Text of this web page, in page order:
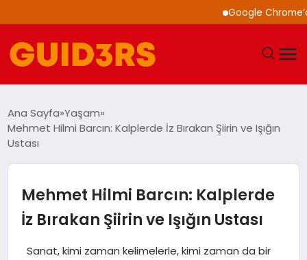
Google Chrome’a
YAŞAM
SPOR
Ana Sayfa Yaşam
Mehmet Hilmi Barcın: Kalplerde İz Bırakan Şiirin ve Işığın
Ustası
Mehmet Hilmi Barcın: Kalplerde
İz Bırakan Şiirin ve Işığın Ustası
Sanat, kimi zaman kelimelerle, kimi zaman da bir